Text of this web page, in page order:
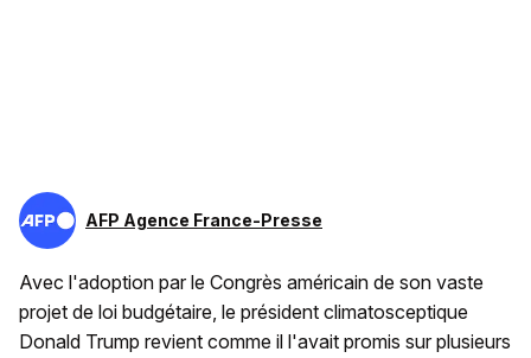
AFP Agence France-Presse
Avec l'adoption par le Congrès américain de son vaste
projet de loi budgétaire, le président climatosceptique
Donald Trump revient comme il l'avait promis sur plusieurs